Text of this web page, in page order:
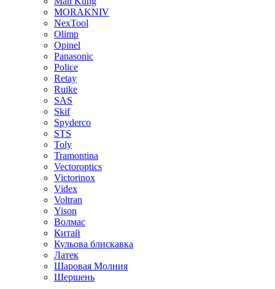
MORAKNIV
NexTool
Olimp
Opinel
Panasonic
Police
Retay
Ruike
SAS
Skif
Spyderco
STS
Toly
Tramontina
Vectoroptics
Victorinox
Videx
Voltran
Yison
Волмас
Китай
Кульова блискавка
Латек
Шаровая Молния
Шершень